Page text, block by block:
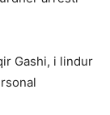
Gashi, i lindur